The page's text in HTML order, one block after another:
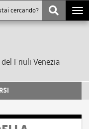
Friuli Venezia